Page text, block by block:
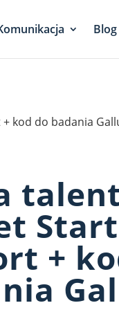
Blog
kod do badania
+